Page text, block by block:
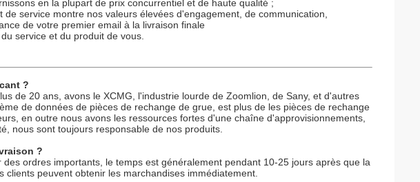
en la plupart de prix concurrentiel et de haute qualité ;
service montre nos valeurs élevées d'engagement, de communication,
de votre premier email à la livraison finale
service et du produit de vous.
?
de 20 ans, avons le XCMG, l'industrie lourde de Zoomlion, de Sany, et d'autres
de données de pièces de rechange de grue, est plus de les pièces de rechange
en outre nous avons les ressources fortes d'une chaîne d'approvisionnements,
nous sont toujours responsable de nos produits.
?
ordres importants, le temps est généralement pendant 10-25 jours après que la
peuvent obtenir les marchandises immédiatement.